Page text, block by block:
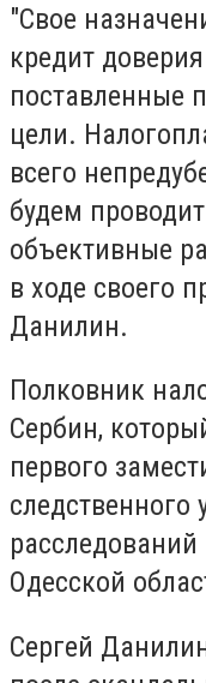
"Свое
кредит
поставленные
цели.
всего
будем
объективные
в ходе своего
Данилин.
Полковник
Сербин,
первого
Одесской
Сергей